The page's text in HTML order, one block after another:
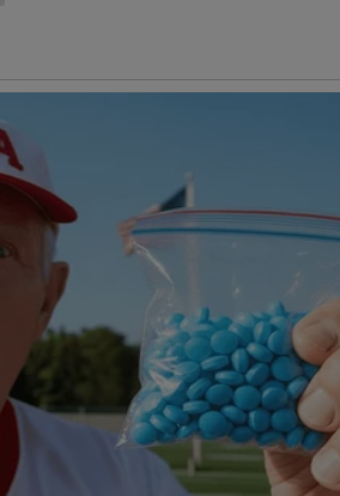
Filho são flagrados em
de caráter” (veja o vídeo)
da ajuda do nosso leitor.